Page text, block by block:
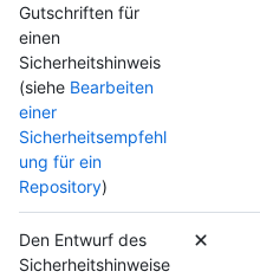
Gutschriften für
einen
Sicherheitshinweis
(siehe Bearbeiten
einer
Sicherheitsempfehl
ung für ein
Repository)
Den Entwurf des
Sicherheitshinweise